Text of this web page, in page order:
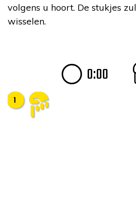
volgens u hoort. De stukjes
wisselen.